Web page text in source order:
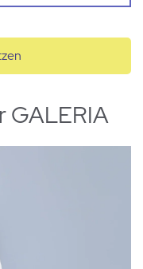
GALERIA